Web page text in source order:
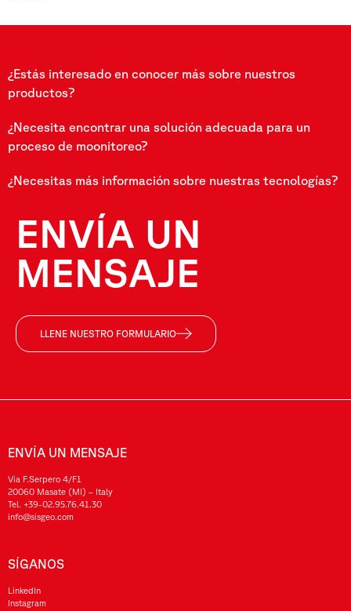
¿Estás interesado en conocer más sobre nuestros
productos?
¿Necesita encontrar una solución adecuada para un
proceso de moonitoreo?
¿Necesitas más información sobre nuestras tecnologías?
ENVÍA UN
MENSAJE
LLENE NUESTRO FORMULARIO
ENVÍA UN MENSAJE
Via F.Serpero 4/F1
20060 Masate (MI) – Italy
Tel. +39-02.95.76.41.30
info@sisgeo.com
SÍGANOS
LinkedIn
Instagram